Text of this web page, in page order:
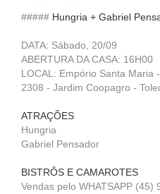
##### Hungria + Gabriel
DATA: Sábado, 20/09
ABERTURA DA CASA: 16H00
LOCAL: Empório Santa Maria
2308 - Jardim Coopagro -
ATRAÇÕES
Hungria
Gabriel Pensador
BISTRÔS E CAMAROTES
Vendas pelo WHATSAPP (45)